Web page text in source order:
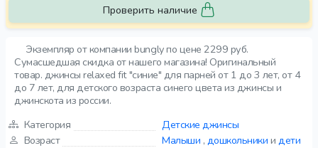
Экземпляр от компании bungly по цене 2299 руб.
Сумасшедшая скидка от нашего магазина! Оригинальный
товар. джинсы relaxed fit "синие" для парней от 1 до 3 лет, от 4
до 7 лет, для детского возраста синего цвета из джинсы и
джинскота из россии.
Категория
Детские джинсы
Возраст
Малыши , дошкольники и дети
Проверить наличие